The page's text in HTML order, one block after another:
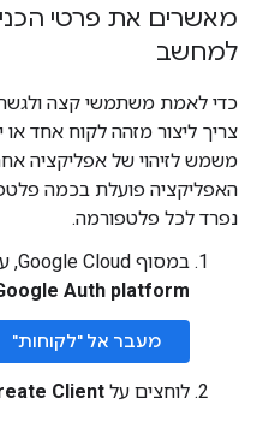
מאשרים את פרטי
למחשב
כדי לאמת משתמשי קצה
האפליקציה פועלת בכמה
נפרד לכל פלטפורמה.
במסוף Google Cloud, עוברים אל תפריט
Auth platform
מעבר אל "לקוחות"
לוחצים על Client